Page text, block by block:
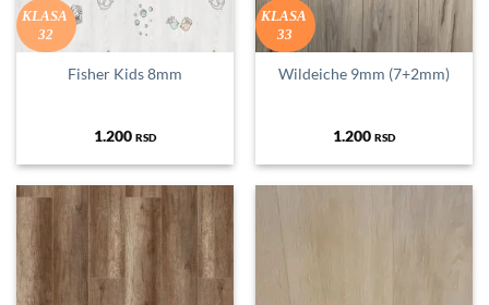
KLASA
32
Fisher Kids 8mm
1.200 RSD
KLASA
33
Wildeiche 9mm (7+2mm)
1.200 RSD